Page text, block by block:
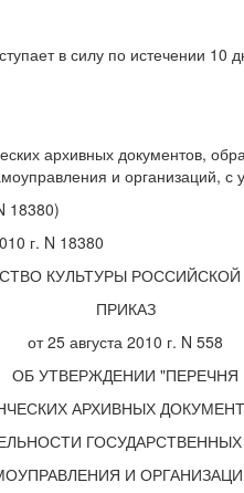
в силу по истечении
архивных документов,
и организаций, с
18380)
г. N 18380
КУЛЬТУРЫ РОССИЙСКОЙ
ПРИКАЗ
от 25 августа 2010 г. N 558
ОБ УТВЕРЖДЕНИИ "ПЕРЕЧНЯ
АРХИВНЫХ
И